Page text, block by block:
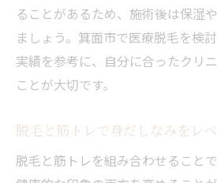
ることがあるため、施術後は保湿
ましょう。箕面市で医療脱毛を検
実績を参考に、自分に合ったクリ
ことが大切です。
脱毛と筋トレで身だしなみをレ
脱毛と筋トレを組み合わせること